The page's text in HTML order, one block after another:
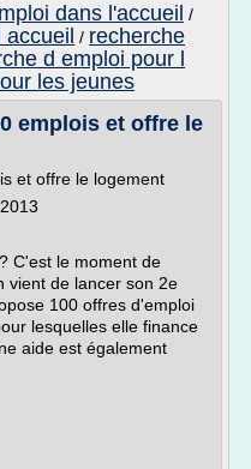
dans l'accueil /
/ recherche
d emploi pour l
les jeunes
emplois et offre le
et offre le logement
C'est le moment de
vient de lancer son 2e
100 offres d'emploi
lesquelles elle finance
aide est également